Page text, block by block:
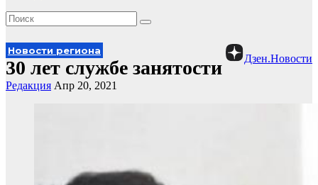
Дзен.Новости
Новости региона
30 лет службе занятости
Редакция Апр 20, 2021